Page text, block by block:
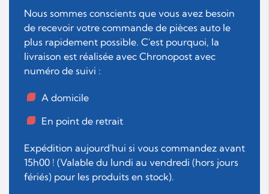
Nous sommes conscients que vous avez besoin
de recevoir votre commande de pièces auto le
plus rapidement possible. C'est pourquoi, la
livraison est réalisée avec Chronopost avec
numéro de suivi :
A domicile
En point de retrait
Expédition aujourd'hui si vous commandez avant
15h00 ! (Valable du lundi au vendredi (hors jours
fériés) pour les produits en stock).